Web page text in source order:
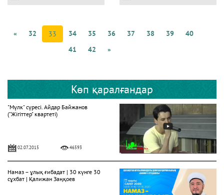
« 32 33 34 35 36 37 38 39
40
41
42 »
Көп қаралғандар
"Мүлк" сүресі. Айдар Байжанов
("Жігіттер" квартеті)
02.07.2015 46593
Намаз – ұлық ғибадат | 30 күнге 30
сұхбат | Қалижан Заңқоев